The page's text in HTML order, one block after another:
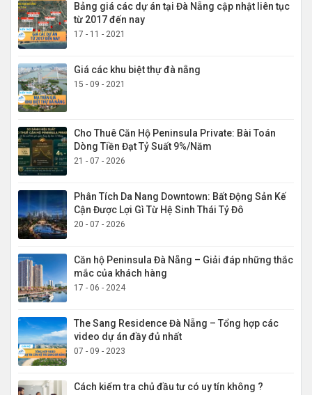
Bảng giá các dự án tại Đà Nẵng cập nhật liên tục
từ 2017 đến nay
17 - 11 - 2021
Giá các khu biệt thự đà nẵng
15 - 09 - 2021
Cho Thuê Căn Hộ Peninsula Private: Bài Toán
Dòng Tiền Đạt Tỷ Suất 9%/Năm
21 - 07 - 2026
Phân Tích Da Nang Downtown: Bất Động Sản Kế
Cận Được Lợi Gì Từ Hệ Sinh Thái Tỷ Đô
20 - 07 - 2026
Căn hộ Peninsula Đà Nẵng – Giải đáp những thắc
mắc của khách hàng
17 - 06 - 2024
The Sang Residence Đà Nẵng – Tổng hợp các
video dự án đầy đủ nhất
07 - 09 - 2023
Cách kiểm tra chủ đầu tư có uy tín không ?